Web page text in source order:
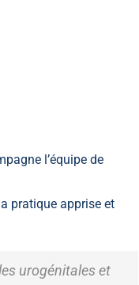
l’équipe de
pratique apprise et
urogénitales et